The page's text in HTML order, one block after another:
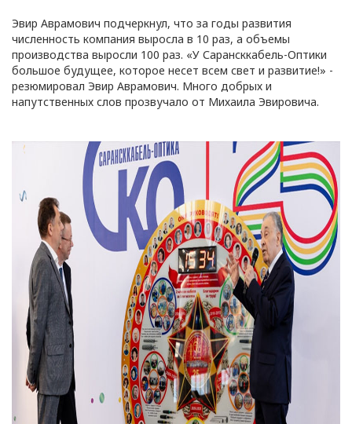
Эвир Аврамович подчеркнул, что за годы развития
численность компания выросла в 10 раз, а объемы
производства выросли 100 раз. «У Сарансккабель-Оптики
большое будущее, которое несет всем свет и развитие!» -
резюмировал Эвир Аврамович. Много добрых и
напутственных слов прозвучало от Михаила Эвировича.